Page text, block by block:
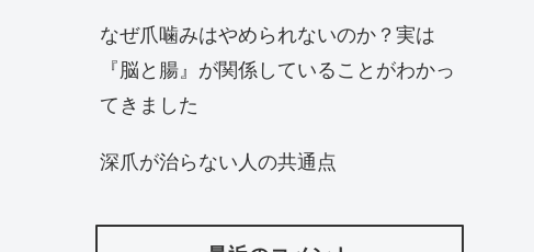
なぜ爪噛みはやめられないのか？実は
『脳と腸』が関係していることがわかっ
てきました
深爪が治らない人の共通点